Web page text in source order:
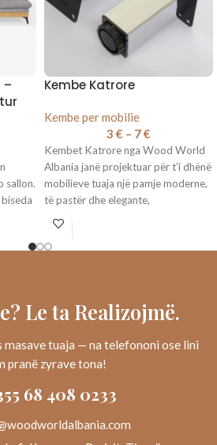
–
sallon.
Kembe Katrore
Kembe per mobilie
3 € – 7€
Kembet Katrore nga Wood World
Albania janë projektuar për t’i dhënë
mobilieve tuaja një pamje moderne,
të pastër dhe elegante,
Le ta Realizojmë.
tuaja — na telefononi ose lini
pranë zyrave tona!
68 408 0233